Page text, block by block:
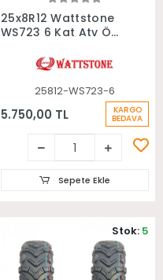
Sepete Ekle
25x8R12 Wattstone
WS723 6 Kat Atv Ön
25812-WS723-6
5.750,00 TL KARGO
BEDAVA
Sepete Ekle
Stok: 5